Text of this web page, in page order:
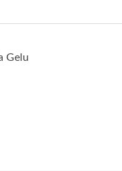
Gelu